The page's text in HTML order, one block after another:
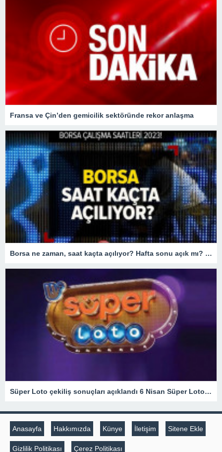
Fransa ve Çin’den gemicilik sektöründe rekor anlaşma
Borsa ne zaman, saat kaçta açılıyor? Hafta sonu açık mı? BORSA ÇALIŞMA SAATLERİ 2023
Süper Loto çekiliş sonuçları açıklandı 6 Nisan Süper Loto çekilişinde düşen numaralar şöyle: – Son Haberler
Anasayfa Hakkımızda Künye İletişim Sitene Ekle
Gizlilik Politikası Çerez Politikası